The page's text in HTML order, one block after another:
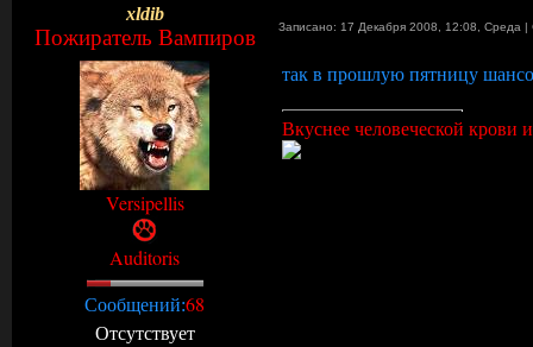
xldib
Пожиратель Вампиров Записано: 17 Декабря 2008, 12:08, Среда |
Versipellis
Auditoris
Сообщений:68
Отсутствует
так в прошлую пятницу
Вкуснее человеческой крови